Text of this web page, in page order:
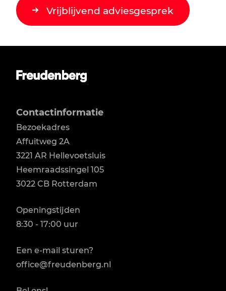
Vrijblijvend adviesgesprek
Contactinformatie
Bezoekadres
Affuitweg 2A
3221 AR Hellevoetsluis
Heemraadssingel 105
3022 CB Rotterdam
Openingstijden
8:30 - 17:00 uur
Een e-mail sturen?
office@freudenberg.nl